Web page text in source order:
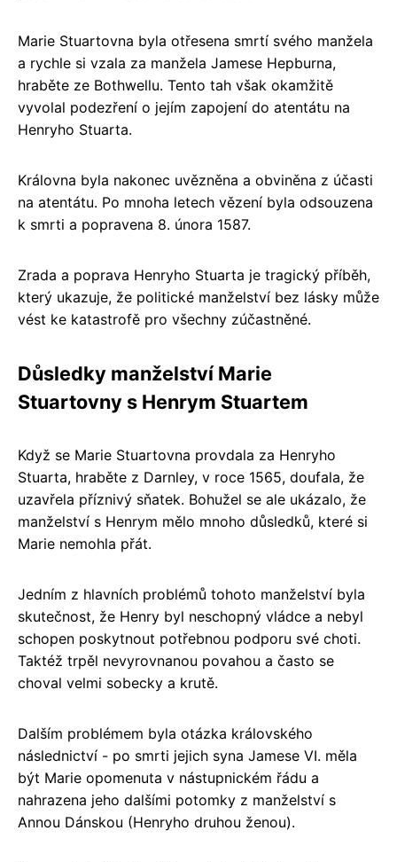
Marie Stuartovna byla otřesena smrtí svého manžela
a rychle si vzala za manžela Jamese Hepburna,
hraběte ze Bothwellu. Tento tah však okamžitě
vyvolal podezření o jejím zapojení do atentátu na
Henryho Stuarta.
Královna byla nakonec uvězněna a obviněna z účasti
na atentátu. Po mnoha letech vězení byla odsouzena
k smrti a popravena 8. února 1587.
Zrada a poprava Henryho Stuarta je tragický příběh,
který ukazuje, že politické manželství bez lásky může
vést ke katastrofě pro všechny zúčastněné.
Důsledky manželství Marie
Stuartovny s Henrym Stuartem
Když se Marie Stuartovna provdala za Henryho
Stuarta, hraběte z Darnley, v roce 1565, doufala, že
uzavřela příznivý sňatek. Bohužel se ale ukázalo, že
manželství s Henrym mělo mnoho důsledků, které si
Marie nemohla přát.
Jedním z hlavních problémů tohoto manželství byla
skutečnost, že Henry byl neschopný vládce a nebyl
schopen poskytnout potřebnou podporu své choti.
Taktéž trpěl nevyrovnanou povahou a často se
choval velmi sobecky a krutě.
Dalším problémem byla otázka královského
následnictví - po smrti jejich syna Jamese VI. měla
být Marie opomenuta v nástupnickém řádu a
nahrazena jeho dalšími potomky z manželství s
Annou Dánskou (Henryho druhou ženou).